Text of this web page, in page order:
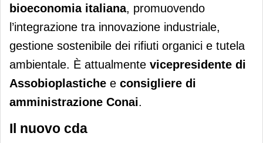
bioeconomia italiana, promuovendo
l’integrazione tra innovazione industriale,
gestione sostenibile dei rifiuti organici e tutela
ambientale. È attualmente vicepresidente di
Assobioplastiche e consigliere di
amministrazione Conai.
Il nuovo cda